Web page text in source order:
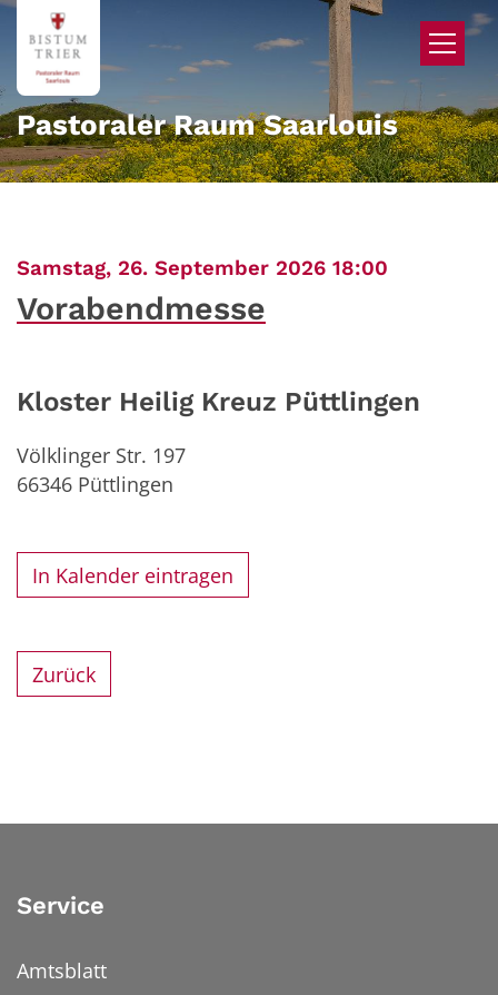
Zum Inhalt springen
Pastoraler Raum Saarlouis
Samstag, 26. September 2026 18:00
Vorabendmesse
Kloster Heilig Kreuz Püttlingen
Völklinger Str. 197
66346 Püttlingen
In Kalender eintragen
Zurück
Service
Amtsblatt